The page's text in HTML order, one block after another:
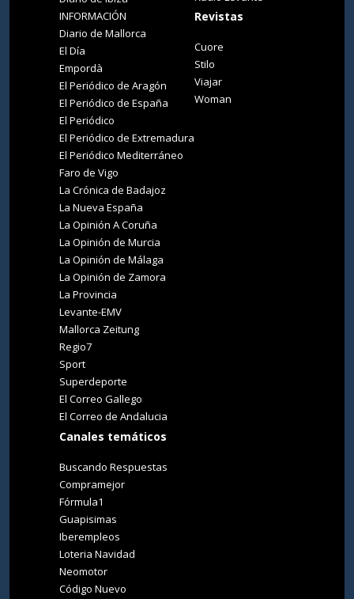
INFORMACIÓN
Diario de Mallorca
El Día
Empordà
El Periódico de Aragón
El Periódico de España
El Periódico
El Periódico de Extremadura
El Periódico Mediterráneo
Faro de Vigo
La Crónica de Badajoz
La Nueva España
La Opinión A Coruña
La Opinión de Murcia
La Opinión de Málaga
La Opinión de Zamora
La Provincia
Levante-EMV
Mallorca Zeitung
Regio7
Sport
Superdeporte
El Correo Gallego
El Correo de Andalucia
Canales temáticos
Buscando Respuestas
Compramejor
Fórmula1
Guapisimas
Iberempleos
Loteria Navidad
Neomotor
Código Nuevo
Revistas
Cuore
Stilo
Viajar
Woman